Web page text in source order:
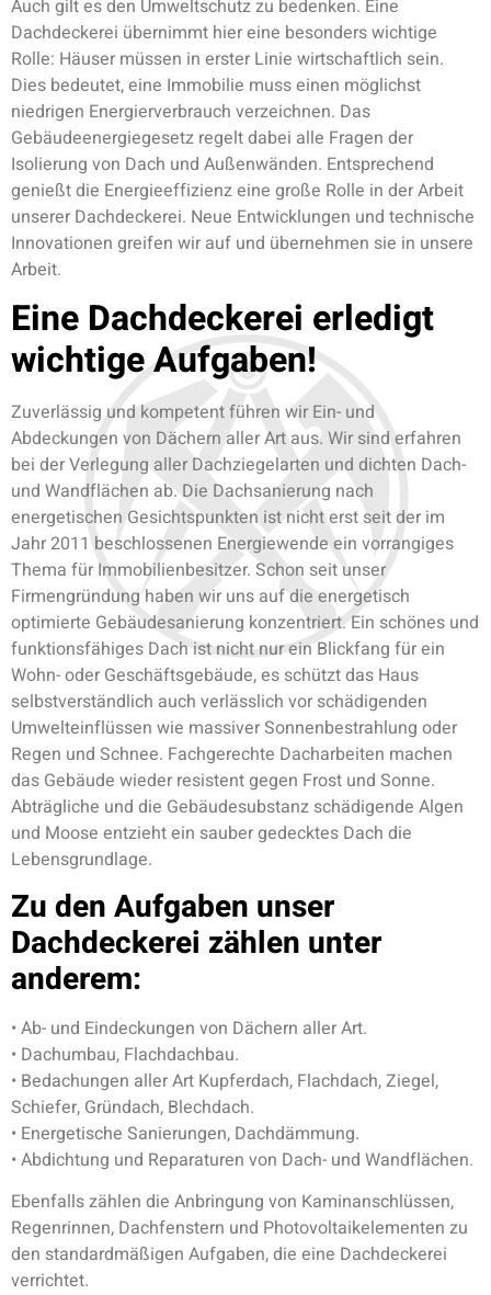
Auch gilt es den Umweltschutz zu bedenken. Eine
Dachdeckerei übernimmt hier eine besonders wichtige
Rolle: Häuser müssen in erster Linie wirtschaftlich sein.
Dies bedeutet, eine Immobilie muss einen möglichst
niedrigen Energierverbrauch verzeichnen. Das
Gebäudeenergiegesetz regelt dabei alle Fragen der
Isolierung von Dach und Außenwänden. Entsprechend
genießt die Energieeffizienz eine große Rolle in der Arbeit
unserer Dachdeckerei. Neue Entwicklungen und technische
Innovationen greifen wir auf und übernehmen sie in unsere
Arbeit.
Eine Dachdeckerei erledigt
wichtige Aufgaben!
Zuverlässig und kompetent führen wir Ein- und
Abdeckungen von Dächern aller Art aus. Wir sind erfahren
bei der Verlegung aller Dachziegelarten und dichten Dach-
und Wandflächen ab. Die Dachsanierung nach
energetischen Gesichtspunkten ist nicht erst seit der im
Jahr 2011 beschlossenen Energiewende ein vorrangiges
Thema für Immobilienbesitzer. Schon seit unser
Firmengründung haben wir uns auf die energetisch
optimierte Gebäudesanierung konzentriert. Ein schönes und
funktionsfähiges Dach ist nicht nur ein Blickfang für ein
Wohn- oder Geschäftsgebäude, es schützt das Haus
selbstverständlich auch verlässlich vor schädigenden
Umwelteinflüssen wie massiver Sonnenbestrahlung oder
Regen und Schnee. Fachgerechte Dacharbeiten machen
das Gebäude wieder resistent gegen Frost und Sonne.
Abträgliche und die Gebäudesubstanz schädigende Algen
und Moose entzieht ein sauber gedecktes Dach die
Lebensgrundlage.
Zu den Aufgaben unser
Dachdeckerei zählen unter
anderem:
• Ab- und Eindeckungen von Dächern aller Art.
• Dachumbau, Flachdachbau.
• Bedachungen aller Art Kupferdach, Flachdach, Ziegel,
Schiefer, Gründach, Blechdach.
• Energetische Sanierungen, Dachdämmung.
• Abdichtung und Reparaturen von Dach- und Wandflächen.
Ebenfalls zählen die Anbringung von Kaminanschlüssen,
Regenrinnen, Dachfenstern und Photovoltaikelementen zu
den standardmäßigen Aufgaben, die eine Dachdeckerei
verrichtet.